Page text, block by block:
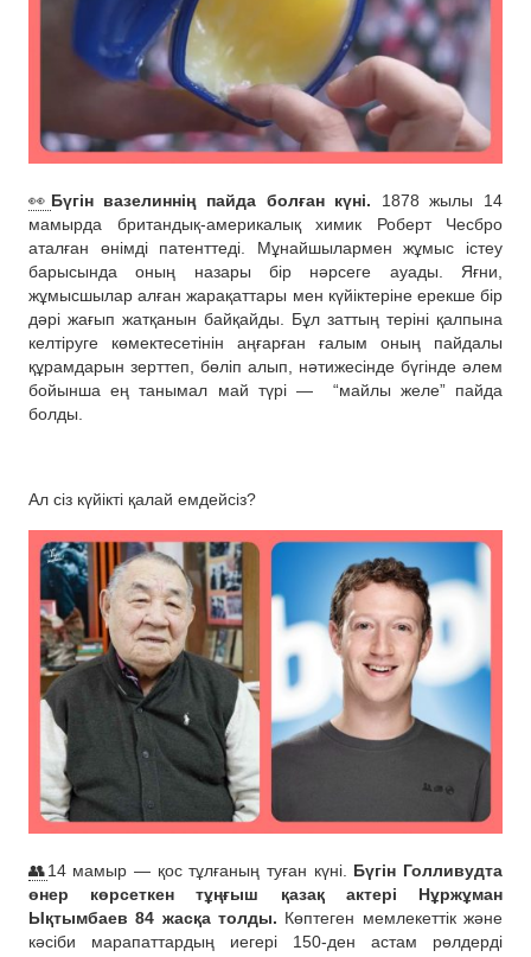
👀 Бүгін вазелиннің пайда болған күні. 1878 жылы 14
мамырда британдық-америкалық химик Роберт Чесбро
аталған өнімді патенттеді. Мұнайшылармен жұмыс істеу
барысында оның назары бір нәрсеге ауады. Яғни,
жұмысшылар алған жарақаттары мен күйіктеріне ерекше бір
дәрі жағып жатқанын байқайды. Бұл заттың теріні қалпына
келтіруге көмектесетінін аңғарған ғалым оның пайдалы
құрамдарын зерттеп, бөліп алып, нәтижесінде бүгінде әлем
бойынша ең танымал май түрі —
“майлы желе” пайда
болды.
Ал сіз күйікті қалай емдейсіз?
👥14 мамыр — қос тұлғаның туған күні. Бүгін Голливудта
өнер көрсеткен тұңғыш қазақ актері Нұржұман
Ықтымбаев 84 жасқа толды. Көптеген мемлекеттік және
кәсіби марапаттардың иегері 150-ден астам рөлдерді